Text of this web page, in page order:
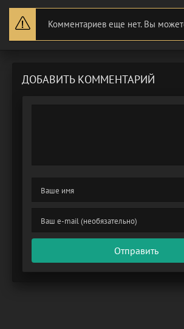
Комментариев еще нет. Вы
ДОБАВИТЬ КОММЕНТАРИЙ
Отправить